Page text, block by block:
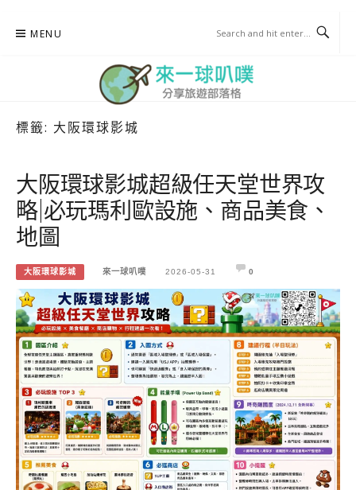
MENU
標籤: 大阪環球影城
大阪環球影城超級任天堂世界攻
略|必玩瑪利歐設施、商品美食、
地圖
大阪環球影城 來一球叭噗 2026-05-31 0